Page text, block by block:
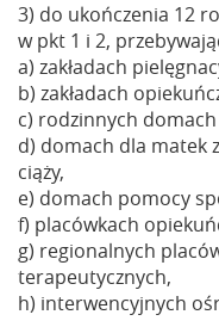
3) do ukończenia 12
w pkt 1 i 2,
a) zakładach
b) zakładach
c) rodzinnych domach
d) domach dla matek
ciąży,
e) domach pomocy
f) placówkach
g) regionalnych
terapeutycznych,
h) interwencyjnych